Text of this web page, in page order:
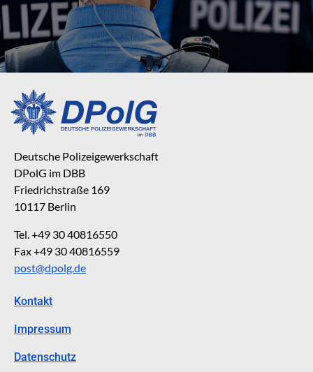
Deutsche Polizeigewerkschaft
DPolG im DBB
Friedrichstraße 169
10117 Berlin
Tel. +49 30 40816550
Fax +49 30 40816559
post@dpolg.de
Kontakt
Impressum
Datenschutz